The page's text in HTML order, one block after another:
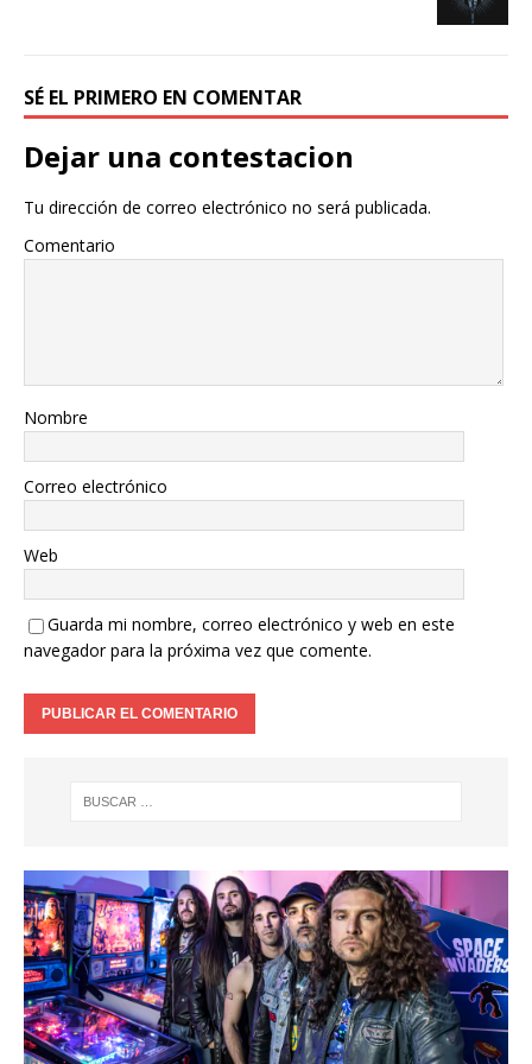
SÉ EL PRIMERO EN COMENTAR
Dejar una contestacion
Tu dirección de correo electrónico no será publicada.
Comentario
Nombre
Correo electrónico
Web
Guarda mi nombre, correo electrónico y web en este
navegador para la próxima vez que comente.